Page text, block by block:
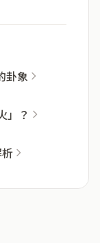
卦象
」？